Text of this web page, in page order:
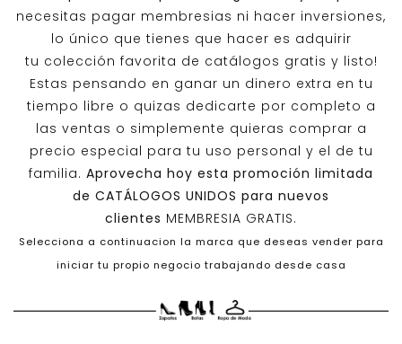
necesitas pagar membresias ni hacer inversiones,
lo único que tienes que hacer es adquirir
tu colección favorita de catálogos gratis y listo!
Estas pensando en ganar un dinero extra en tu
tiempo libre o quizas dedicarte por completo a
las ventas o simplemente quieras comprar a
precio especial para tu uso personal y el de tu
familia. Aprovecha hoy esta promoción limitada
de CATÁLOGOS UNIDOS para nuevos
clientes MEMBRESIA GRATIS.
Selecciona a continuacion la marca que deseas vender para
iniciar tu propio negocio trabajando desde casa